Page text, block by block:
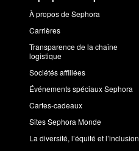
À propos de Sephora
Carrières
Transparence de la chaîne
logistique
Sociétés affiliées
Événements spéciaux Sephora
Cartes-cadeaux
Sites Sephora Monde
La diversité, l’équité et l’inclusion